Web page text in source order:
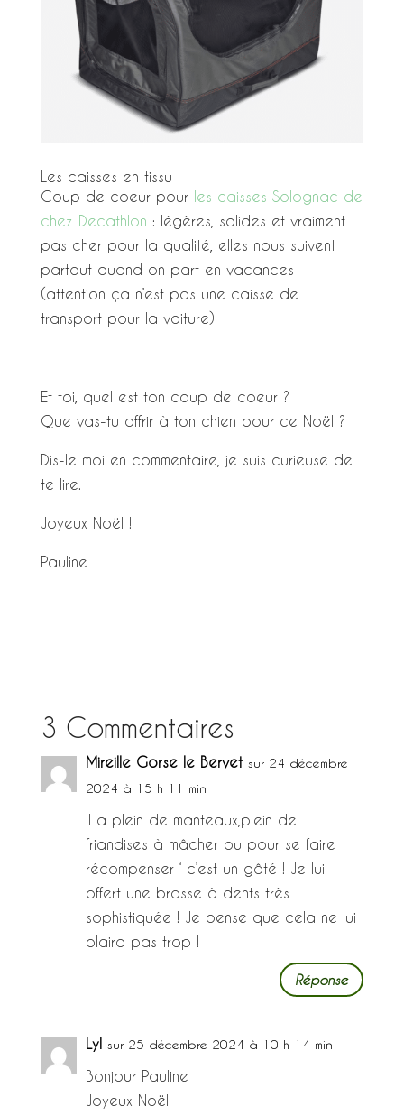
Les caisses en tissu
Coup de coeur pour les caisses Solognac de
chez Decathlon : légères, solides et vraiment
pas cher pour la qualité, elles nous suivent
partout quand on part en vacances
(attention ça n’est pas une caisse de
transport pour la voiture)
Et toi, quel est ton coup de coeur ?
Que vas-tu offrir à ton chien pour ce Noël ?
Dis-le moi en commentaire, je suis curieuse de
te lire.
Joyeux Noël !
Pauline
3 Commentaires
Mireille Gorse le Bervet sur 24 décembre
2024 à 15 h 11 min
Il a plein de manteaux,plein de
friandises à mâcher ou pour se faire
récompenser ‘ c’est un gâté ! Je lui
offert une brosse à dents très
sophistiquée ! Je pense que cela ne lui
plaira pas trop !
Réponse
Lyl sur 25 décembre 2024 à 10 h 14 min
Bonjour Pauline
Joyeux Noël